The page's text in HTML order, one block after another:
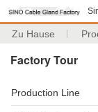
Zu Hause
Factory Tour
Production Line